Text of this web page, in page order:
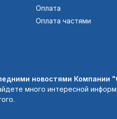
Оплата
Оплата частями
новостями Компании
много интересной